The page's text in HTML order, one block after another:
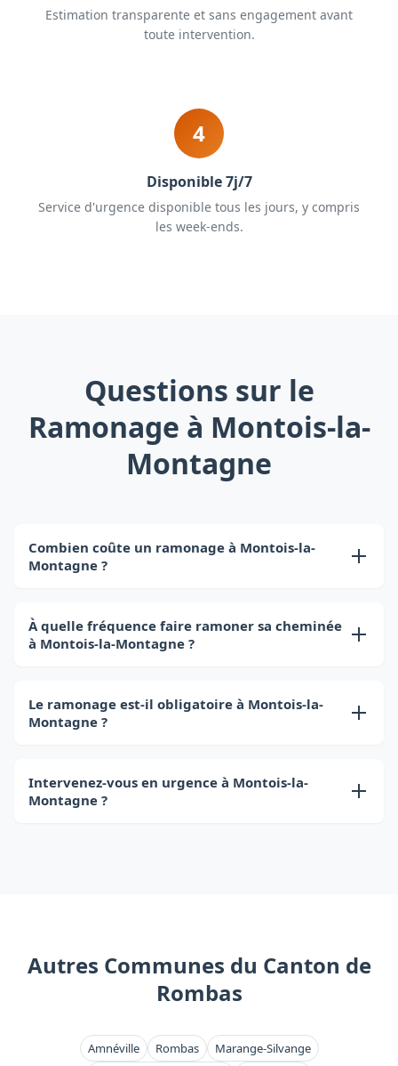
Estimation transparente et sans engagement avant
toute intervention.
4
Disponible 7j/7
Service d'urgence disponible tous les jours, y compris
les week-ends.
Questions sur le
Ramonage à Montois-la-
Montagne
Combien coûte un ramonage à Montois-la-
Montagne ?
varie de 50 à 100€ selon le type d'installation. Ce
tarif inclut le déplacement, le ramonage et le
À quelle fréquence faire ramoner sa cheminée
à Montois-la-Montagne ?
par an pour les combustibles solides (bois,
charbon) et 1 fois par an pour le gaz. C'est une
Le ramonage est-il obligatoire à Montois-la-
Montagne ?
Montagne comme dans toute la France. Le
certificat de ramonage est indispensable pour
Intervenez-vous en urgence à Montois-la-
Montagne ?
Autres Communes du Canton de
Rombas
Amnéville Rombas
Marange-Silvange